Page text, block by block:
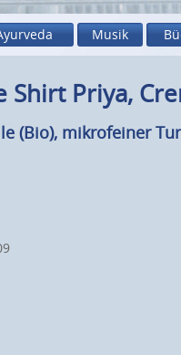
Musik
Shirt Priya,
(Bio), mikrofeiner